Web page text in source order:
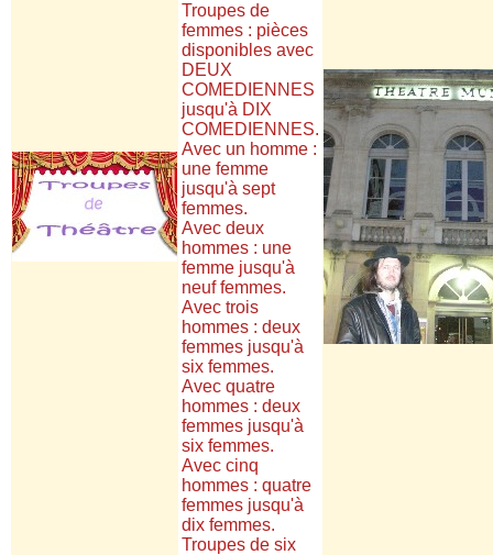
Troupes de
femmes : pièces
disponibles avec
DEUX
COMEDIENNES
jusqu'à DIX
COMEDIENNES.
Avec un homme :
une femme
jusqu'à sept
femmes.
Avec deux
hommes : une
femme jusqu'à
neuf femmes.
Avec trois
hommes : deux
femmes jusqu'à
six femmes.
Avec quatre
hommes : deux
femmes jusqu'à
six femmes.
Avec cinq
hommes : quatre
femmes jusqu'à
dix femmes.
Troupes de six